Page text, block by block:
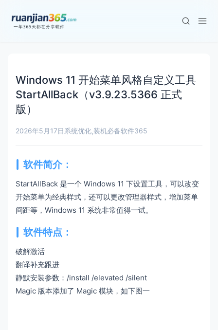
Windows 11 开始菜单风格自定义工具
StartAllBack（v3.9.23.5366 正式
版）
2026年5月17日系统优化,装机必备软件365
软件简介：
StartAllBack 是一个 Windows 11 下设置工具，可以改变
开始菜单为经典样式，还可以更改管理器样式，增加菜单
间距等，Windows 11 系统非常值得一试。
软件特点：
破解激活
翻译补充跟进
静默安装参数：/install /elevated /silent
Magic 版本添加了 Magic 模块，如下图一